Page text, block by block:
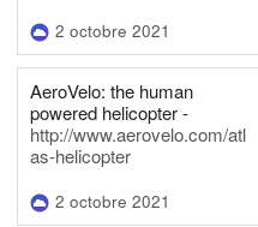
2 octobre 2021
AeroVelo: the human
powered helicopter -
http://www.aerovelo.com/atl
as-helicopter
2 octobre 2021